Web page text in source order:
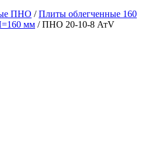
ПНО /Плиты облегченные 160
мм / ПНО 20-10-8 АтV